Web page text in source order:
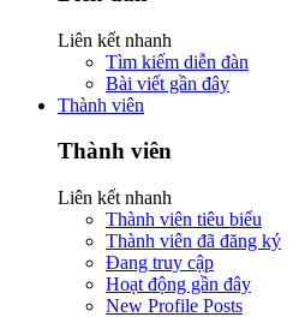
Liên kết nhanh
Tìm kiếm diễn đàn
Bài viết gần đây
Thành viên
Thành viên
Liên kết nhanh
Thành viên tiêu biểu
Thành viên đã đăng ký
Đang truy cập
Hoạt động gần đây
New Profile Posts